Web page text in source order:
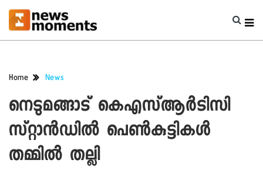
Home News
നെടുമങ്ങാട് കെഎസ്ആര്‍ടിസി
സ്റ്റാന്‍ഡില്‍ പെൺകുട്ടികൾ
തമ്മില്‍ തല്ലി